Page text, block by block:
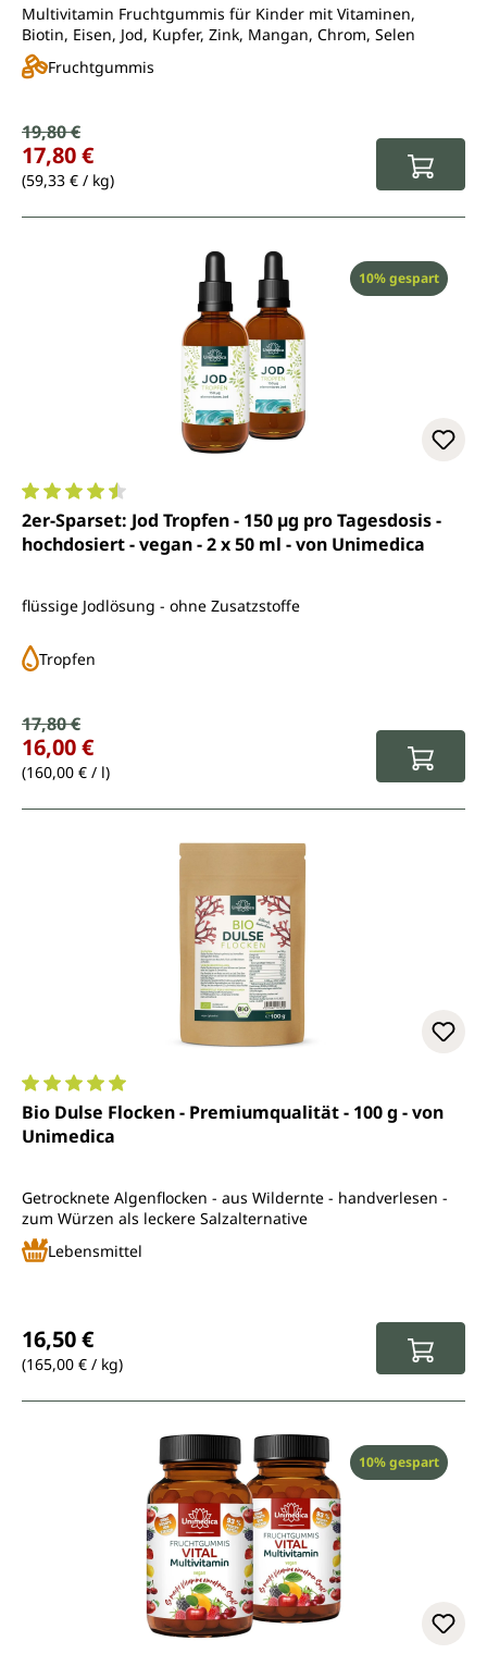
Multivitamin Fruchtgummis für Kinder mit Vitaminen,
Biotin, Eisen, Jod, Kupfer, Zink, Mangan, Chrom, Selen
Fruchtgummis
Verkaufspreis:
Regulärer Preis:
19,80 €
17,80 €
(59,33 € / kg)
Rabatt
10% gespart
Durchschnittliche Bewertung von 4.5 von 5 Sternen
2er-Sparset: Jod Tropfen - 150 µg pro Tagesdosis -
hochdosiert - vegan - 2 x 50 ml - von Unimedica
flüssige Jodlösung - ohne Zusatzstoffe
Tropfen
Verkaufspreis:
Regulärer Preis:
17,80 €
16,00 €
(160,00 € / l)
Durchschnittliche Bewertung von 5 von 5 Sternen
Bio Dulse Flocken - Premiumqualität - 100 g - von
Unimedica
Getrocknete Algenflocken - aus Wildernte - handverlesen -
zum Würzen als leckere Salzalternative
Lebensmittel
16,50 €
(165,00 € / kg)
Rabatt
10% gespart